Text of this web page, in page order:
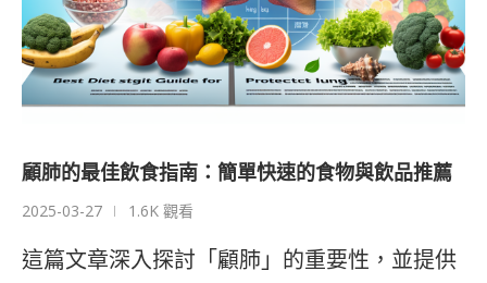
顧肺的最佳飲食指南：簡單快速的食物與飲品推薦
2025-03-27 1.6K 觀看
這篇文章深入探討「顧肺」的重要性，並提供